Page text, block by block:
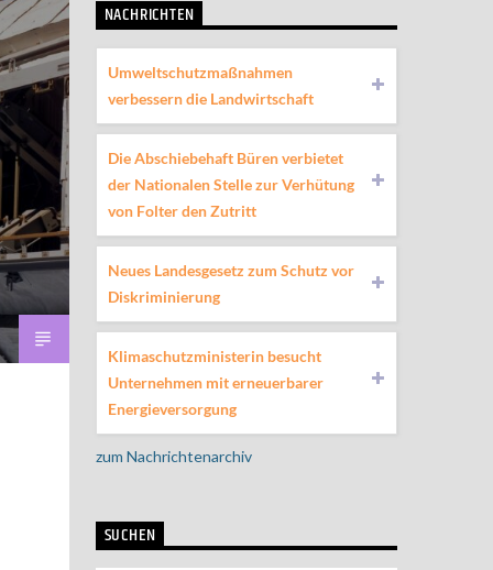
NACHRICHTEN
Umweltschutzmaßnahmen
verbessern die Landwirtschaft
Die Abschiebehaft Büren verbietet
der Nationalen Stelle zur Verhütung
von Folter den Zutritt
Neues Landesgesetz zum Schutz vor
Diskriminierung
Klimaschutzministerin besucht
Unternehmen mit erneuerbarer
Energieversorgung
zum Nachrichtenarchiv
SUCHEN